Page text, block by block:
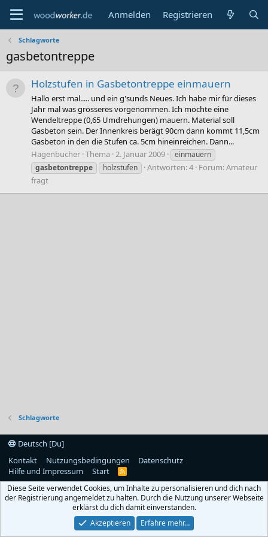
Anmelden Registrieren
Schlagworte
gasbetontreppe
Holzstufen in Gasbetontreppe einmauern
Hallo erst mal..... und ein g'sunds Neues. Ich habe mir für dieses
Jahr mal was grösseres vorgenommen. Ich möchte eine
Wendeltreppe (0,65 Umdrehungen) mauern. Material soll
Gasbeton sein. Der Innenkreis berägt 90cm dann kommt 11,5cm
Gasbeton in den die Stufen ca. 5cm hineinreichen. Dann...
Hagenbucher Thema 2. Januar 2009
einmauern
gasbetontreppe
holzstufen Antworten: 4 Forum:Amateur
fragt
Schlagworte
Deutsch [Du]
Kontakt
Nutzungsbedingungen
Datenschutz
Hilfe und Impressum
Start
R
S
Diese Seite verwendet Cookies, um Inhalte zu personalisieren und dich nach
der Registrierung angemeldet zu halten. Durch die Nutzung unserer Webseite
erklärst du dich damit einverstanden.
Akzeptieren
Erfahre mehr…